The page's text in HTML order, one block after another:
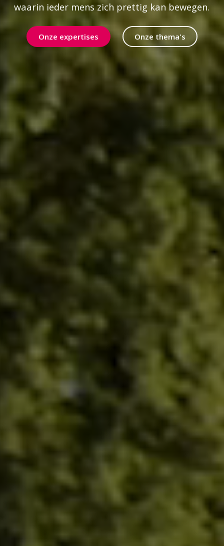
waarin ieder mens zich prettig kan bewegen.
Onze expertises Onze thema's